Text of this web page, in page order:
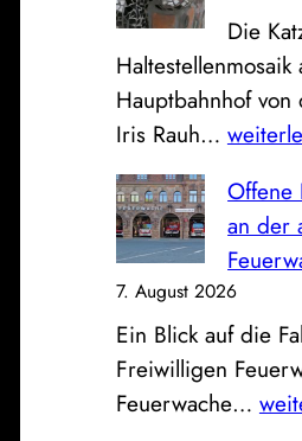
Die
Hauptbahnhof
Iris Rauh… D
e
K
a
t
z
v
o
Offene
an der
7. August 2026
Ein Blick auf die
Freiwilligen
Feuerwache… O